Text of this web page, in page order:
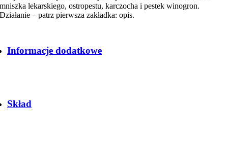
mniszka lekarskiego, ostropestu, karczocha i pestek winogron.
Działanie – patrz pierwsza zakładka: opis.
Informacje dodatkowe
Skład